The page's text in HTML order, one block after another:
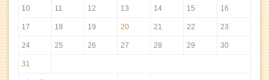
10 11 12 13 14 15 16
17 18 19 20 21 22 23
24 25 26 27 28 29 30
31